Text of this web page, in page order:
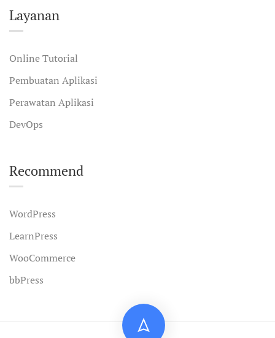
Layanan
Online Tutorial
Pembuatan Aplikasi
Perawatan Aplikasi
DevOps
Recommend
WordPress
LearnPress
WooCommerce
bbPress